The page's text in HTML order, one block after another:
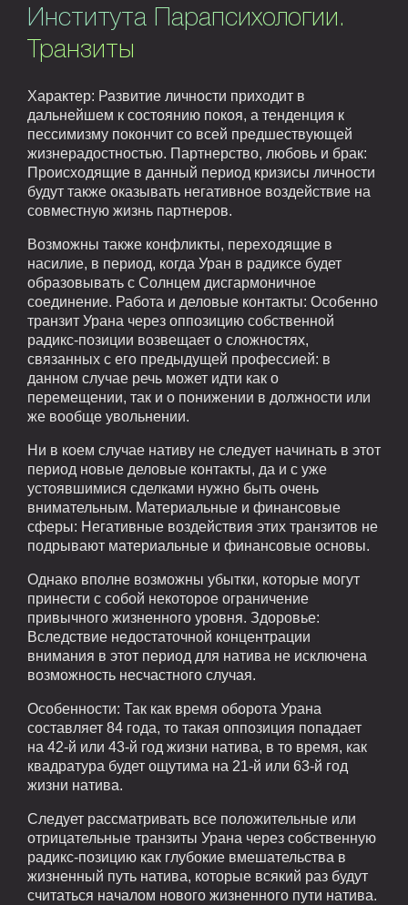
Института Парапсихологии.
Транзиты
Характер: Развитие личности приходит в
дальнейшем к состоянию покоя, а тенденция к
пессимизму покончит со всей предшествующей
жизнерадостностью. Партнерство, любовь и брак:
Происходящие в данный период кризисы личности
будут также оказывать негативное воздействие на
совместную жизнь партнеров.
Возможны также конфликты, переходящие в
насилие, в период, когда Уран в радиксе будет
образовывать с Солнцем дисгармоничное
соединение. Работа и деловые контакты: Особенно
транзит Урана через оппозицию собственной
радикс-позиции возвещает о сложностях,
связанных с его предыдущей профессией: в
данном случае речь может идти как о
перемещении, так и о понижении в должности или
же вообще увольнении.
Ни в коем случае нативу не следует начинать в этот
период новые деловые контакты, да и с уже
устоявшимися сделками нужно быть очень
внимательным. Материальные и финансовые
сферы: Негативные воздействия этих транзитов не
подрывают материальные и финансовые основы.
Однако вполне возможны убытки, которые могут
принести с собой некоторое ограничение
привычного жизненного уровня. Здоровье:
Вследствие недостаточной концентрации
внимания в этот период для натива не исключена
возможность несчастного случая.
Особенности: Так как время оборота Урана
составляет 84 года, то такая оппозиция попадает
на 42-й или 43-й год жизни натива, в то время, как
квадратура будет ощутима на 21-й или 63-й год
жизни натива.
Следует рассматривать все положительные или
отрицательные транзиты Урана через собственную
радикс-позицию как глубокие вмешательства в
жизненный путь натива, которые всякий раз будут
считаться началом нового жизненного пути натива.